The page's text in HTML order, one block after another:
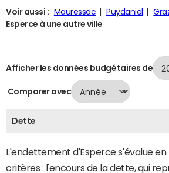
Voir aussi : Mauressac Puydaniel
Esperce à une autre ville
Afficher les données budgétaires de
Comparer avec
Dette
L'endettement d'Esperce s'évalue
critères : l'encours de la dette, qui